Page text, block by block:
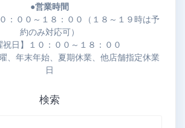
●営業時間
００～１８：００（１８～１９時は予
約のみ対応可）
祝日】１０：００～１８：００
年末年始、夏期休業、他店舗指定休業
日
検索